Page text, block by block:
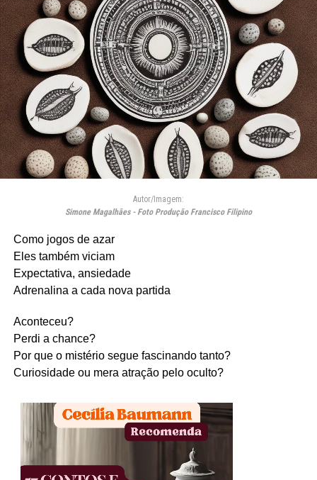
Autor/Imagem:
Simone Magalhães - Foto Produção Francisco Filipino
Como jogos de azar
Eles também viciam
Expectativa, ansiedade
Adrenalina a cada nova partida
Aconteceu?
Perdi a chance?
Por que o mistério segue fascinando tanto?
Curiosidade ou mera atração pelo oculto?